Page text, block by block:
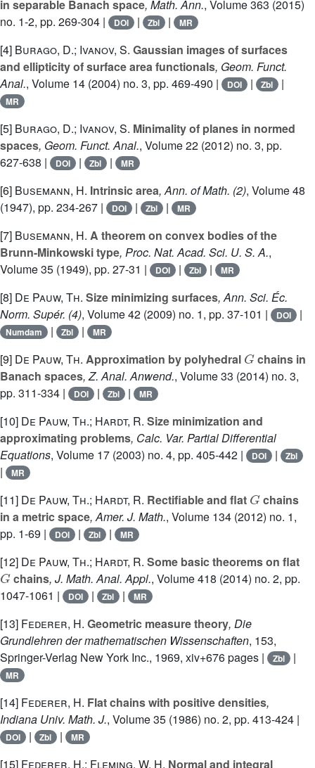
in separable Banach space, Math. Ann., Volume 363 (2015)
no. 1-2, pp. 269-304 |
DOI | Zbl | MR
[4] Burago, D.; Ivanov, S. Gaussian images of surfaces
and ellipticity of surface area functionals, Geom. Funct.
Anal., Volume 14 (2004) no. 3, pp. 469-490 | DOI | Zbl |
MR
[5] Burago, D.; Ivanov, S. Minimality of planes in normed
spaces, Geom. Funct. Anal., Volume 22 (2012) no. 3, pp.
627-638 |
DOI | Zbl | MR
[6] Busemann, H. Intrinsic area, Ann. of Math. (2), Volume 48
(1947), pp. 234-267 |
DOI | Zbl | MR
[7] Busemann, H. A theorem on convex bodies of the
Brunn-Minkowski type, Proc. Nat. Acad. Sci. U. S. A.,
Volume 35 (1949), pp. 27-31 | DOI | Zbl | MR
[8] De Pauw, Th. Size minimizing surfaces, Ann. Sci. Éc.
Norm. Supér. (4), Volume 42 (2009) no. 1, pp. 37-101 | DOI |
Numdam | Zbl | MR
[9] De Pauw, Th. Approximation by polyhedral
chains in
Banach spaces, Z. Anal. Anwend., Volume 33 (2014) no. 3,
pp. 311-334 |
DOI | Zbl | MR
[10] De Pauw, Th.; Hardt, R. Size minimization and
approximating problems, Calc. Var. Partial Differential
Equations, Volume 17 (2003) no. 4, pp. 405-442 | DOI | Zbl
| MR
[11] De Pauw, Th.; Hardt, R. Rectifiable and flat
chains
in a metric space, Amer. J. Math., Volume 134 (2012) no. 1,
pp. 1-69 |
DOI | Zbl | MR
[12] De Pauw, Th.; Hardt, R. Some basic theorems on flat
G
chains, J. Math. Anal. Appl., Volume 418 (2014) no. 2, pp.
1047-1061 |
DOI | Zbl | MR
[13] Federer, H. Geometric measure theory, Die
Grundlehren der mathematischen Wissenschaften, 153,
Springer-Verlag New York Inc., 1969, xiv+676 pages |
Zbl |
MR
[14] Federer, H. Flat chains with positive densities,
Indiana Univ. Math. J., Volume 35 (1986) no. 2, pp. 413-424 |
DOI | Zbl | MR
[15] Federer, H.; Fleming, W. H. Normal and integral